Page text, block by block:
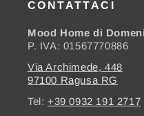
CONTATTACI
Mood Home di
P. IVA: 01567770886
Via Archimede, 448
97100 Ragusa RG
Tel: +39 0932 191 2717